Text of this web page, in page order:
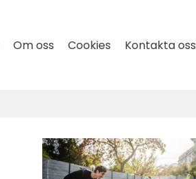
Om oss Cookies Kontakta oss